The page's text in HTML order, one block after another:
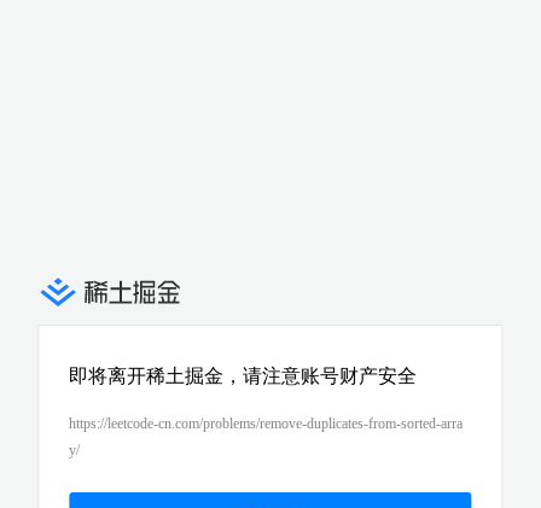
即将离开稀土掘金，请注意账号财产安全
https://leetcode-cn.com/problems/remove-duplicates-from-sorted-arra
y/